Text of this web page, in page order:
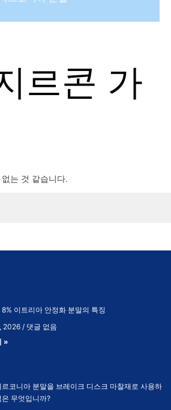
르콘 가
는 것 같습니다.
8% 이트리아 안정화 분말의 특징
2026
댓글 없음
»
르코니아 분말을 브레이크 디스크 마찰재로 사용하
은 무엇입니까?